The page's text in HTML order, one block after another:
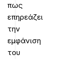
πως
επηρεάζει
την
εμφάνιση
του